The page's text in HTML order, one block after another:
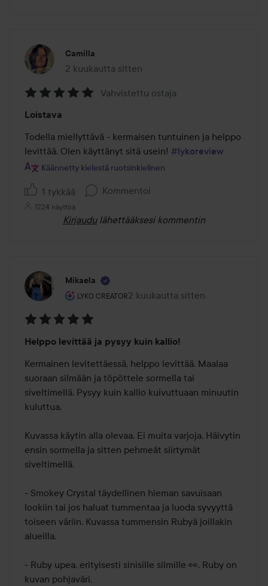
Camilla
2 kuukautta sitten
Viesti luotiin 2 kuukautta sitten
5
/
5
Vahvistettu ostaja
Loistava
Todella miellyttävä - kermaisen tuntuinen ja helppo
levittää. Olen käyttänyt sitä usein! #lykoreview
Käännetty kielestä ruotsinkielinen
1 tykkää Kommentoi
1224 näyttöä
Kirjaudu lähettääksesi kommentin
Mikaela
LYKO CREATOR
Käyttäjän rooli: Lyko Creator.
2 kuukautta sitten
Viesti luotiin 2 kuukautta sitten
5
/
5
Helppo levittää ja pysyy kuin kallio!
Kermainen levitettäessä, helppo levittää. Maalaa
suoraan silmään ja töpöttele sormella tai
siveltimellä. Pysyy kuin kallio kuivuttuaan minuutin
kuluttua.
Kuvassa käytin alla olevaa. Ei muita varjoja. Häivytin
ensin sormella ja sitten pehmeät siirtymät
siveltimellä.
- Smokey Crystal täydellinen hieman savuisaan
lookiin tai jos haluat tummentaa ja luoda syvyyttä
toiseen väriin. Kuvassa tummensin Rubyä joillakin
alueilla.
- Ruby upea, erityisesti sinisille silmille 👀. Ruby on
kuvan pohjaväri.